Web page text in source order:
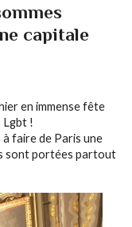
capitale
en immense fête
Lgbt !
à faire de Paris une
sont portées partout